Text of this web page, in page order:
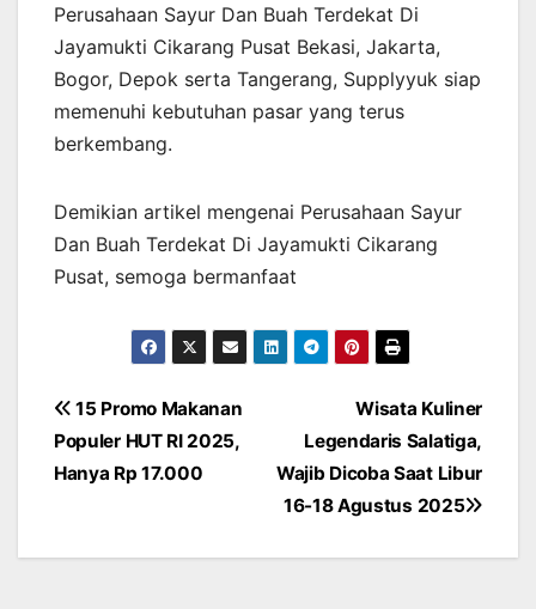
Perusahaan Sayur Dan Buah Terdekat Di
Jayamukti Cikarang Pusat Bekasi, Jakarta,
Bogor, Depok serta Tangerang, Supplyyuk siap
memenuhi kebutuhan pasar yang terus
berkembang.
Demikian artikel mengenai Perusahaan Sayur
Dan Buah Terdekat Di Jayamukti Cikarang
Pusat, semoga bermanfaat
Post
navigation
Wisata Kuliner
Legendaris Salatiga,
Wajib Dicoba Saat Libur
16-18 Agustus 2025
15 Promo Makanan
Populer HUT RI 2025,
Hanya Rp 17.000